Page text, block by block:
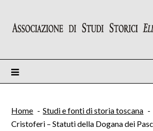
content
Home
Studi e fonti di storia toscana
Cristoferi – Statuti della Dogana dei